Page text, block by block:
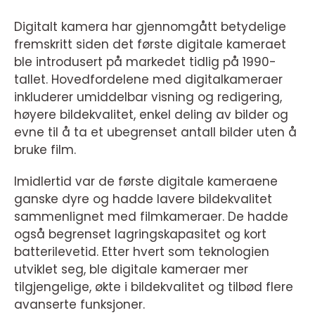
Digitalt kamera har gjennomgått betydelige
fremskritt siden det første digitale kameraet
ble introdusert på markedet tidlig på 1990-
tallet. Hovedfordelene med digitalkameraer
inkluderer umiddelbar visning og redigering,
høyere bildekvalitet, enkel deling av bilder og
evne til å ta et ubegrenset antall bilder uten å
bruke film.
Imidlertid var de første digitale kameraene
ganske dyre og hadde lavere bildekvalitet
sammenlignet med filmkameraer. De hadde
også begrenset lagringskapasitet og kort
batterilevetid. Etter hvert som teknologien
utviklet seg, ble digitale kameraer mer
tilgjengelige, økte i bildekvalitet og tilbød flere
avanserte funksjoner.